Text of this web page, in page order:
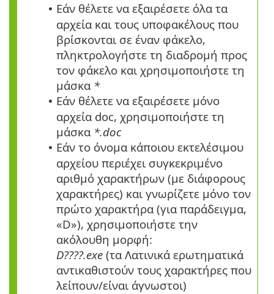
• Εάν θέλετε να εξαιρέσετε όλα τα
αρχεία και τους υποφακέλους που
βρίσκονται σε έναν φάκελο,
πληκτρολογήστε τη διαδρομή προς
τον φάκελο και χρησιμοποιήστε τη
μάσκα *
• Εάν θέλετε να εξαιρέσετε μόνο
αρχεία doc, χρησιμοποιήστε τη
μάσκα *.doc
• Εάν το όνομα κάποιου εκτελέσιμου
αρχείου περιέχει συγκεκριμένο
αριθμό χαρακτήρων (με διάφορους
χαρακτήρες) και γνωρίζετε μόνο τον
πρώτο χαρακτήρα (για παράδειγμα,
«D»), χρησιμοποιήστε την
ακόλουθη μορφή:
D????.exe (τα Λατινικά ερωτηματικά
αντικαθιστούν τους χαρακτήρες που
λείπουν/είναι άγνωστοι)